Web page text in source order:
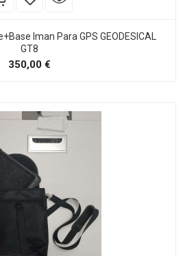
Iman Para GPS GEODESICAL
GT8
350,00 €